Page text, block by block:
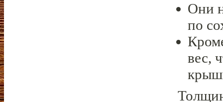
Они
по
вес,